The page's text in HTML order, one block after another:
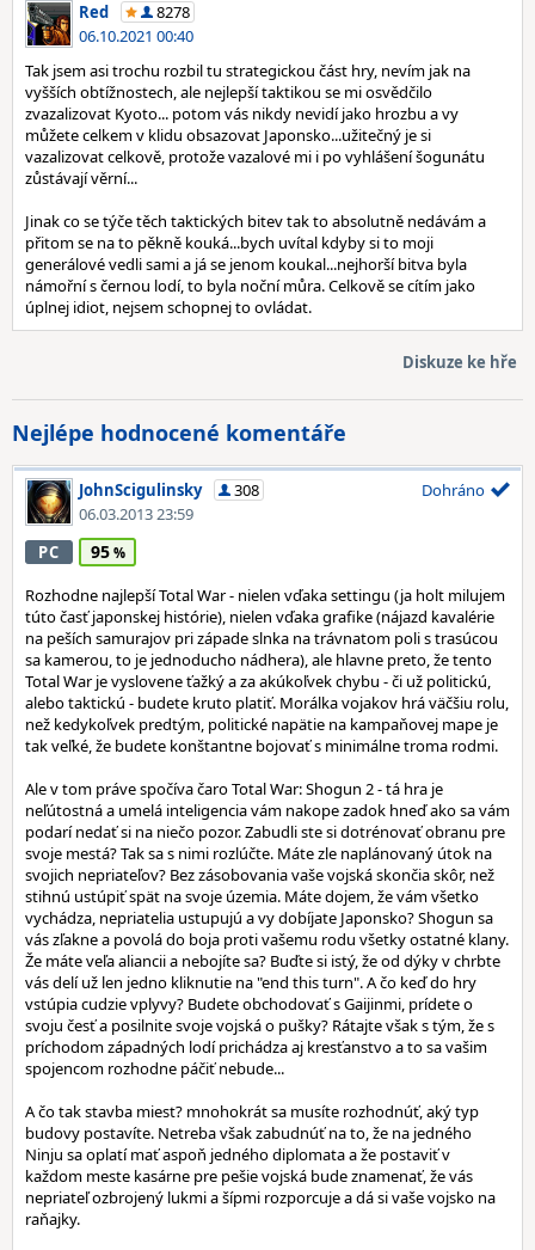
Red
8278
06.10.2021 00:40
Tak jsem asi trochu rozbil tu strategickou část hry, nevím jak na
vyšších obtížnostech, ale nejlepší taktikou se mi osvědčilo
zvazalizovat Kyoto... potom vás nikdy nevidí jako hrozbu a vy
můžete celkem v klidu obsazovat Japonsko...užitečný je si
vazalizovat celkově, protože vazalové mi i po vyhlášení šogunátu
zůstávají věrní...
Jinak co se týče těch taktických bitev tak to absolutně nedávám a
přitom se na to pěkně kouká...bych uvítal kdyby si to moji
generálové vedli sami a já se jenom koukal...nejhorší bitva byla
námořní s černou lodí, to byla noční můra. Celkově se cítím jako
úplnej idiot, nejsem schopnej to ovládat.
Diskuze ke hře
Nejlépe hodnocené komentáře
JohnScigulinsky
308
06.03.2013 23:59
Dohráno
PC 95
Rozhodne najlepší Total War - nielen vďaka settingu (ja holt milujem
túto časť japonskej histórie), nielen vďaka grafike (nájazd kavalérie
na peších samurajov pri západe slnka na trávnatom poli s trasúcou
sa kamerou, to je jednoducho nádhera), ale hlavne preto, že tento
Total War je vyslovene ťažký a za akúkoľvek chybu - či už politickú,
alebo taktickú - budete kruto platiť. Morálka vojakov hrá väčšiu rolu,
než kedykoľvek predtým, politické napätie na kampaňovej mape je
tak veľké, že budete konštantne bojovať s minimálne troma rodmi.
Ale v tom práve spočíva čaro Total War: Shogun 2 - tá hra je
neľútostná a umelá inteligencia vám nakope zadok hneď ako sa vám
podarí nedať si na niečo pozor. Zabudli ste si dotrénovať obranu pre
svoje mestá? Tak sa s nimi rozlúčte. Máte zle naplánovaný útok na
svojich nepriateľov? Bez zásobovania vaše vojská skončia skôr, než
stihnú ustúpiť spät na svoje územia. Máte dojem, že vám všetko
vychádza, nepriatelia ustupujú a vy dobíjate Japonsko? Shogun sa
vás zľakne a povolá do boja proti vašemu rodu všetky ostatné klany.
Že máte veľa aliancii a nebojíte sa? Buďte si istý, že od dýky v chrbte
vás delí už len jedno kliknutie na "end this turn". A čo keď do hry
vstúpia cudzie vplyvy? Budete obchodovať s Gaijinmi, prídete o
svoju česť a posilnite svoje vojská o pušky? Rátajte však s tým, že s
príchodom západných lodí prichádza aj kresťanstvo a to sa vašim
spojencom rozhodne páčiť nebude...
A čo tak stavba miest? mnohokrát sa musíte rozhodnúť, aký typ
budovy postavíte. Netreba však zabudnúť na to, že na jedného
Ninju sa oplatí mať aspoň jedného diplomata a že postaviť v
každom meste kasárne pre pešie vojská bude znamenať, že vás
nepriateľ ozbrojený lukmi a šípmi rozporcuje a dá si vaše vojsko na
raňajky.